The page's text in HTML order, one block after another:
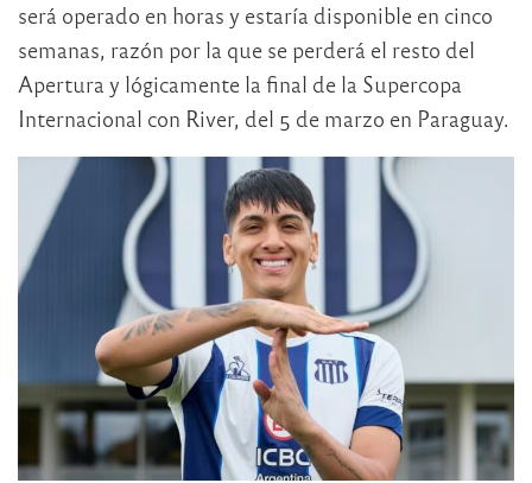
será operado en horas y estaría disponible en cinco
semanas, razón por la que se perderá el resto del
Apertura y lógicamente la final de la Supercopa
Internacional con River, del 5 de marzo en Paraguay.